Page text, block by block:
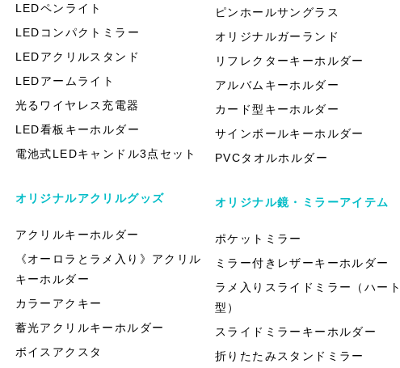
LEDペンライト
LEDコンパクトミラー
LEDアクリルスタンド
LEDアームライト
光るワイヤレス充電器
LED看板キーホルダー
電池式LEDキャンドル3点セット
オリジナルアクリルグッズ
アクリルキーホルダー
《オーロラとラメ入り》アクリル
キーホルダー
カラーアクキー
蓄光アクリルキーホルダー
ボイスアクスタ
ピンホールサングラス
オリジナルガーランド
リフレクターキーホルダー
アルバムキーホルダー
カード型キーホルダー
サインボールキーホルダー
PVCタオルホルダー
オリジナル鏡・ミラーアイテム
ポケットミラー
ミラー付きレザーキーホルダー
ラメ入りスライドミラー（ハート
型）
スライドミラーキーホルダー
折りたたみスタンドミラー